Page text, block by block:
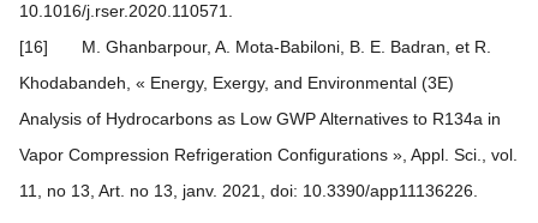
10.1016/j.rser.2020.110571.
[16] M. Ghanbarpour, A. Mota-Babiloni, B. E. Badran, et R.
Khodabandeh, « Energy, Exergy, and Environmental (3E)
Analysis of Hydrocarbons as Low GWP Alternatives to R134a in
Vapor Compression Refrigeration Configurations », Appl. Sci., vol.
11, no 13, Art. no 13, janv. 2021, doi: 10.3390/app11136226.